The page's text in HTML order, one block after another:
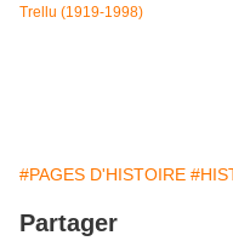
Trellu (1919-1998)
#PAGES D'HISTOIRE
Partager